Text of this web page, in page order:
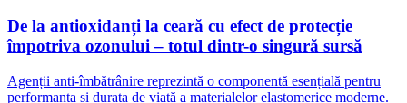
De la antioxidanți la ceară cu efect de protecție
împotriva ozonului – totul dintr-o singură sursă
Agenții anti-îmbătrânire reprezintă o componentă esențială pentru
performanța și durata de viață a materialelor elastomerice moderne.